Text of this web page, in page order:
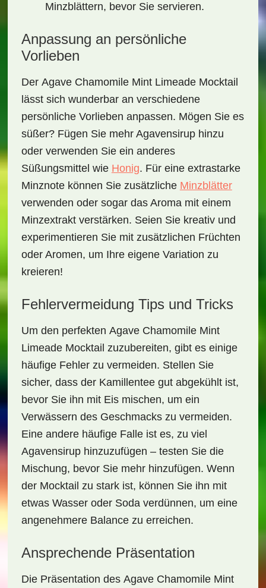
Minzblättern, bevor Sie servieren.
Anpassung an persönliche
Vorlieben
Der Agave Chamomile Mint Limeade Mocktail
lässt sich wunderbar an verschiedene
persönliche Vorlieben anpassen. Mögen Sie es
süßer? Fügen Sie mehr Agavensirup hinzu
oder verwenden Sie ein anderes
Süßungsmittel wie Honig. Für eine extrastarke
Minznote können Sie zusätzliche Minzblätter
verwenden oder sogar das Aroma mit einem
Minzextrakt verstärken. Seien Sie kreativ und
experimentieren Sie mit zusätzlichen Früchten
oder Aromen, um Ihre eigene Variation zu
kreieren!
Fehlervermeidung Tips und Tricks
Um den perfekten Agave Chamomile Mint
Limeade Mocktail zuzubereiten, gibt es einige
häufige Fehler zu vermeiden. Stellen Sie
sicher, dass der Kamillentee gut abgekühlt ist,
bevor Sie ihn mit Eis mischen, um ein
Verwässern des Geschmacks zu vermeiden.
Eine andere häufige Falle ist es, zu viel
Agavensirup hinzuzufügen – testen Sie die
Mischung, bevor Sie mehr hinzufügen. Wenn
der Mocktail zu stark ist, können Sie ihn mit
etwas Wasser oder Soda verdünnen, um eine
angenehmere Balance zu erreichen.
Ansprechende Präsentation
Die Präsentation des Agave Chamomile Mint